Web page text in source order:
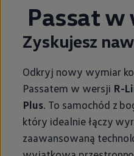
Passat w
Zyskujesz
Odkryj nowy wymiar
Passatem w wersji R-
Plus. To samochód z
który idealnie łączy
zaawansowaną